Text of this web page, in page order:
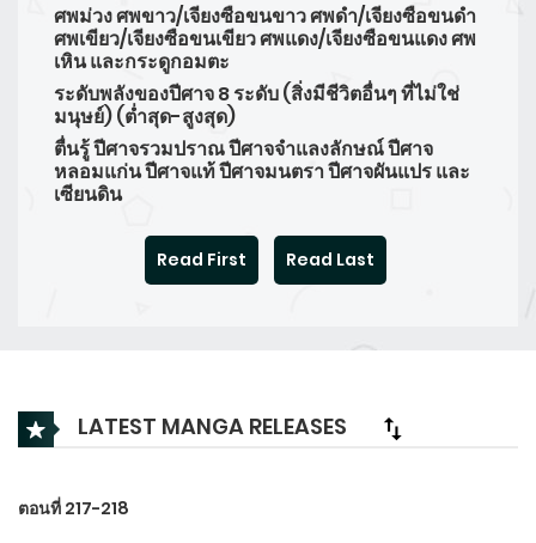
ศพม่วง ศพขาว/เจียงซือขนขาว ศพดำ/เจียงซือขนดำ
ศพเขียว/เจียงซือขนเขียว ศพแดง/เจียงซือขนแดง ศพ
เหิน และกระดูกอมตะ
ระดับพลังของปีศาจ 8 ระดับ (สิ่งมีชีวิตอื่นๆ ที่ไม่ใช่
มนุษย์) (ต่ำสุด-สูงสุด)
ตื่นรู้ ปีศาจรวมปราณ ปีศาจจำแลงลักษณ์ ปีศาจ
หลอมแก่น ปีศาจแท้ ปีศาจมนตรา ปีศาจผันแปร และ
เซียนดิน
Read First Read Last
LATEST MANGA RELEASES
ตอนที่ 217-218